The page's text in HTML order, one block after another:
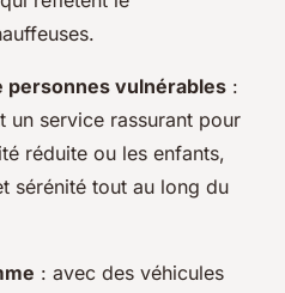
personnes vulnérables :
un service rassurant pour
réduite ou les enfants,
sérénité tout au long du
: avec des véhicules